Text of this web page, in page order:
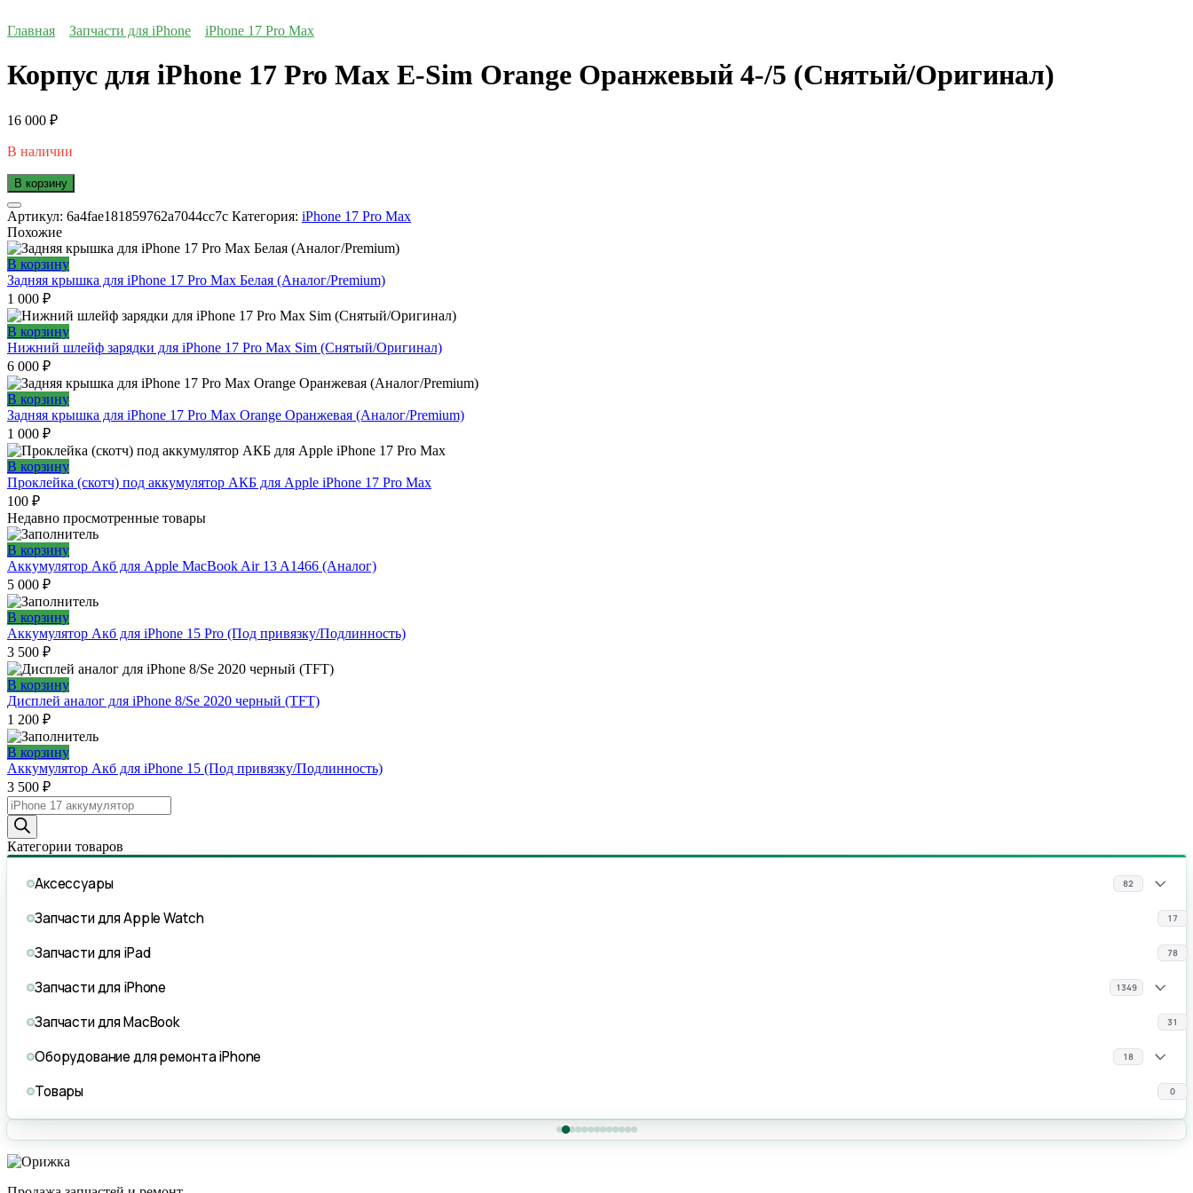
Главная Запчасти для iPhone iPhone 17 Pro Max
Корпус для iPhone 17 Pro Max E-Sim Orange Оранжевый 4-/5 (Снятый/Оригинал)
16 000 ₽
В наличии
В корзину
Артикул: 6a4fae181859762a7044cc7c Категория: iPhone 17 Pro Max
Похожие
В корзину
Задняя крышка для iPhone 17 Pro Max Белая (Аналог/Premium)
1 000 ₽
В корзину
Нижний шлейф зарядки для iPhone 17 Pro Max Sim (Снятый/Оригинал)
6 000 ₽
В корзину
Задняя крышка для iPhone 17 Pro Max Orange Оранжевая (Аналог/Premium)
1 000 ₽
В корзину
Проклейка (скотч) под аккумулятор АКБ для Apple iPhone 17 Pro Max
100 ₽
Недавно просмотренные товары
В корзину
Аккумулятор Акб для Apple MacBook Air 13 A1466 (Аналог)
5 000 ₽
В корзину
Аккумулятор Акб для iPhone 15 Pro (Под привязку/Подлинность)
3 500 ₽
В корзину
Дисплей аналог для iPhone 8/Se 2020 черный (TFT)
1 200 ₽
В корзину
Аккумулятор Акб для iPhone 15 (Под привязку/Подлинность)
3 500 ₽
Поиск
товаров
Категории товаров
Аксессуары 82
Запчасти для Apple Watch 17
Запчасти для iPad 78
Запчасти для iPhone 1349
Запчасти для MacBook 31
Оборудование для ремонта iPhone 18
Товары 0